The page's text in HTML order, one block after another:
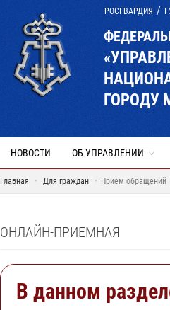
РОСГВАРДИЯ
ГОРОДУ
НОВОСТИ ОБ УПРАВЛЕНИИ
Главная Для граждан Прием обращений
ОНЛАЙН-ПРИЕМНАЯ
В данном